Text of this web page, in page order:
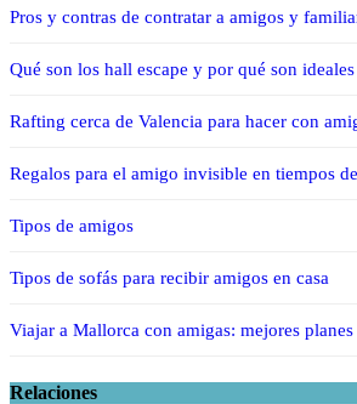
Pros y contras de contratar a amigos y
Qué son los hall escape y por qué son
Rafting cerca de Valencia para hacer con
Regalos para el amigo invisible en tiempos
Tipos de amigos
Tipos de sofás para recibir amigos en casa
Viajar a Mallorca con amigas: mejores
Relaciones